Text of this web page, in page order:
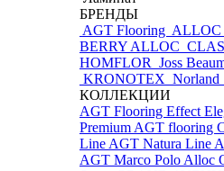
БРЕНДЫ
AGT Flooring ALLOC
BERRY ALLOC
HOMFLOR Joss
KRONOTEX Norland
КОЛЛЕКЦИИ
AGT Flooring Effect
Premium AGT flooring
Line AGT Natura Line
AGT Marco Polo Alloc